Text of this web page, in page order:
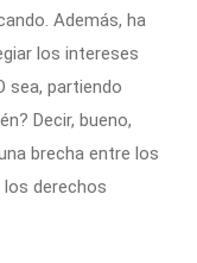
Además, ha
los intereses
sea, partiendo
Decir, bueno,
brecha entre los
los derechos